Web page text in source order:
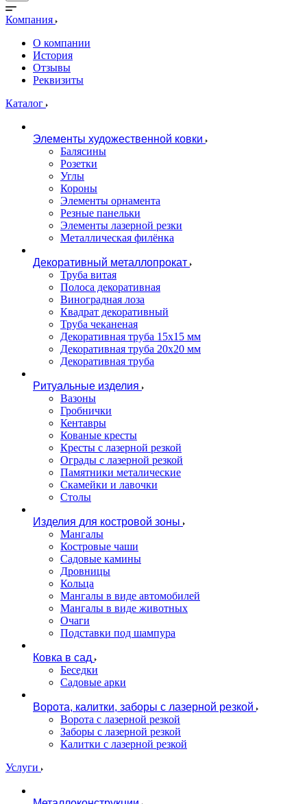
Компания
О компании
История
Отзывы
Реквизиты
Каталог
Элементы художественной ковки
Балясины
Розетки
Углы
Короны
Элементы орнамента
Резные панельки
Элементы лазерной резки
Металлическая филёнка
Декоративный металлопрокат
Труба витая
Полоса декоративная
Виноградная лоза
Квадрат декоративный
Труба чеканеная
Декоративная труба 15х15 мм
Декоративная труба 20х20 мм
Декоративная труба
Ритуальные изделия
Вазоны
Гробнички
Кентавры
Кованые кресты
Кресты с лазерной резкой
Ограды с лазерной резкой
Памятники металические
Скамейки и лавочки
Столы
Изделия для костровой зоны
Мангалы
Костровые чаши
Садовые камины
Дровницы
Кольца
Мангалы в виде автомобилей
Мангалы в виде животных
Очаги
Подставки под шампура
Ковка в сад
Беседки
Садовые арки
Ворота, калитки, заборы с лазерной резкой
Ворота с лазерной резкой
Заборы с лазерной резкой
Калитки с лазерной резкой
Услуги